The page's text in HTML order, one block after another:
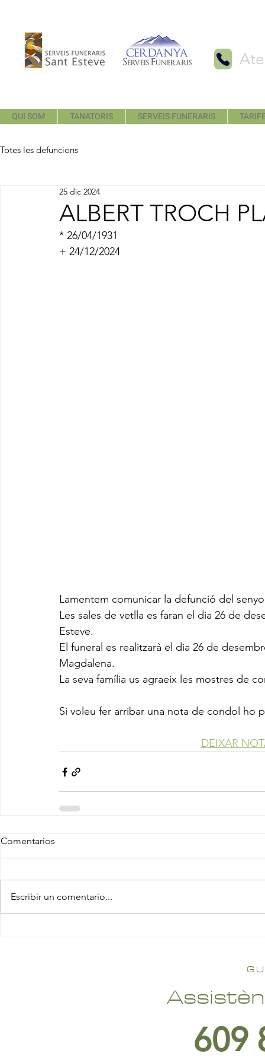
QUI SOM TANATORIS SERVEIS FUNERARIS
Totes les defuncions
ALBERT TROCH
25 dic 2024
* 26/04/1931
+ 24/12/2024
Lamentem comunicar la defunció del
Les sales de vetlla es faran el dia 26 de
Esteve.
El funeral es realitzarà el dia 26 de
Magdalena.
La seva família us agraeix les mostres de
Si voleu fer arribar una nota de condol ho
DEIXAR
Comentarios
Escribir un comentario...
609